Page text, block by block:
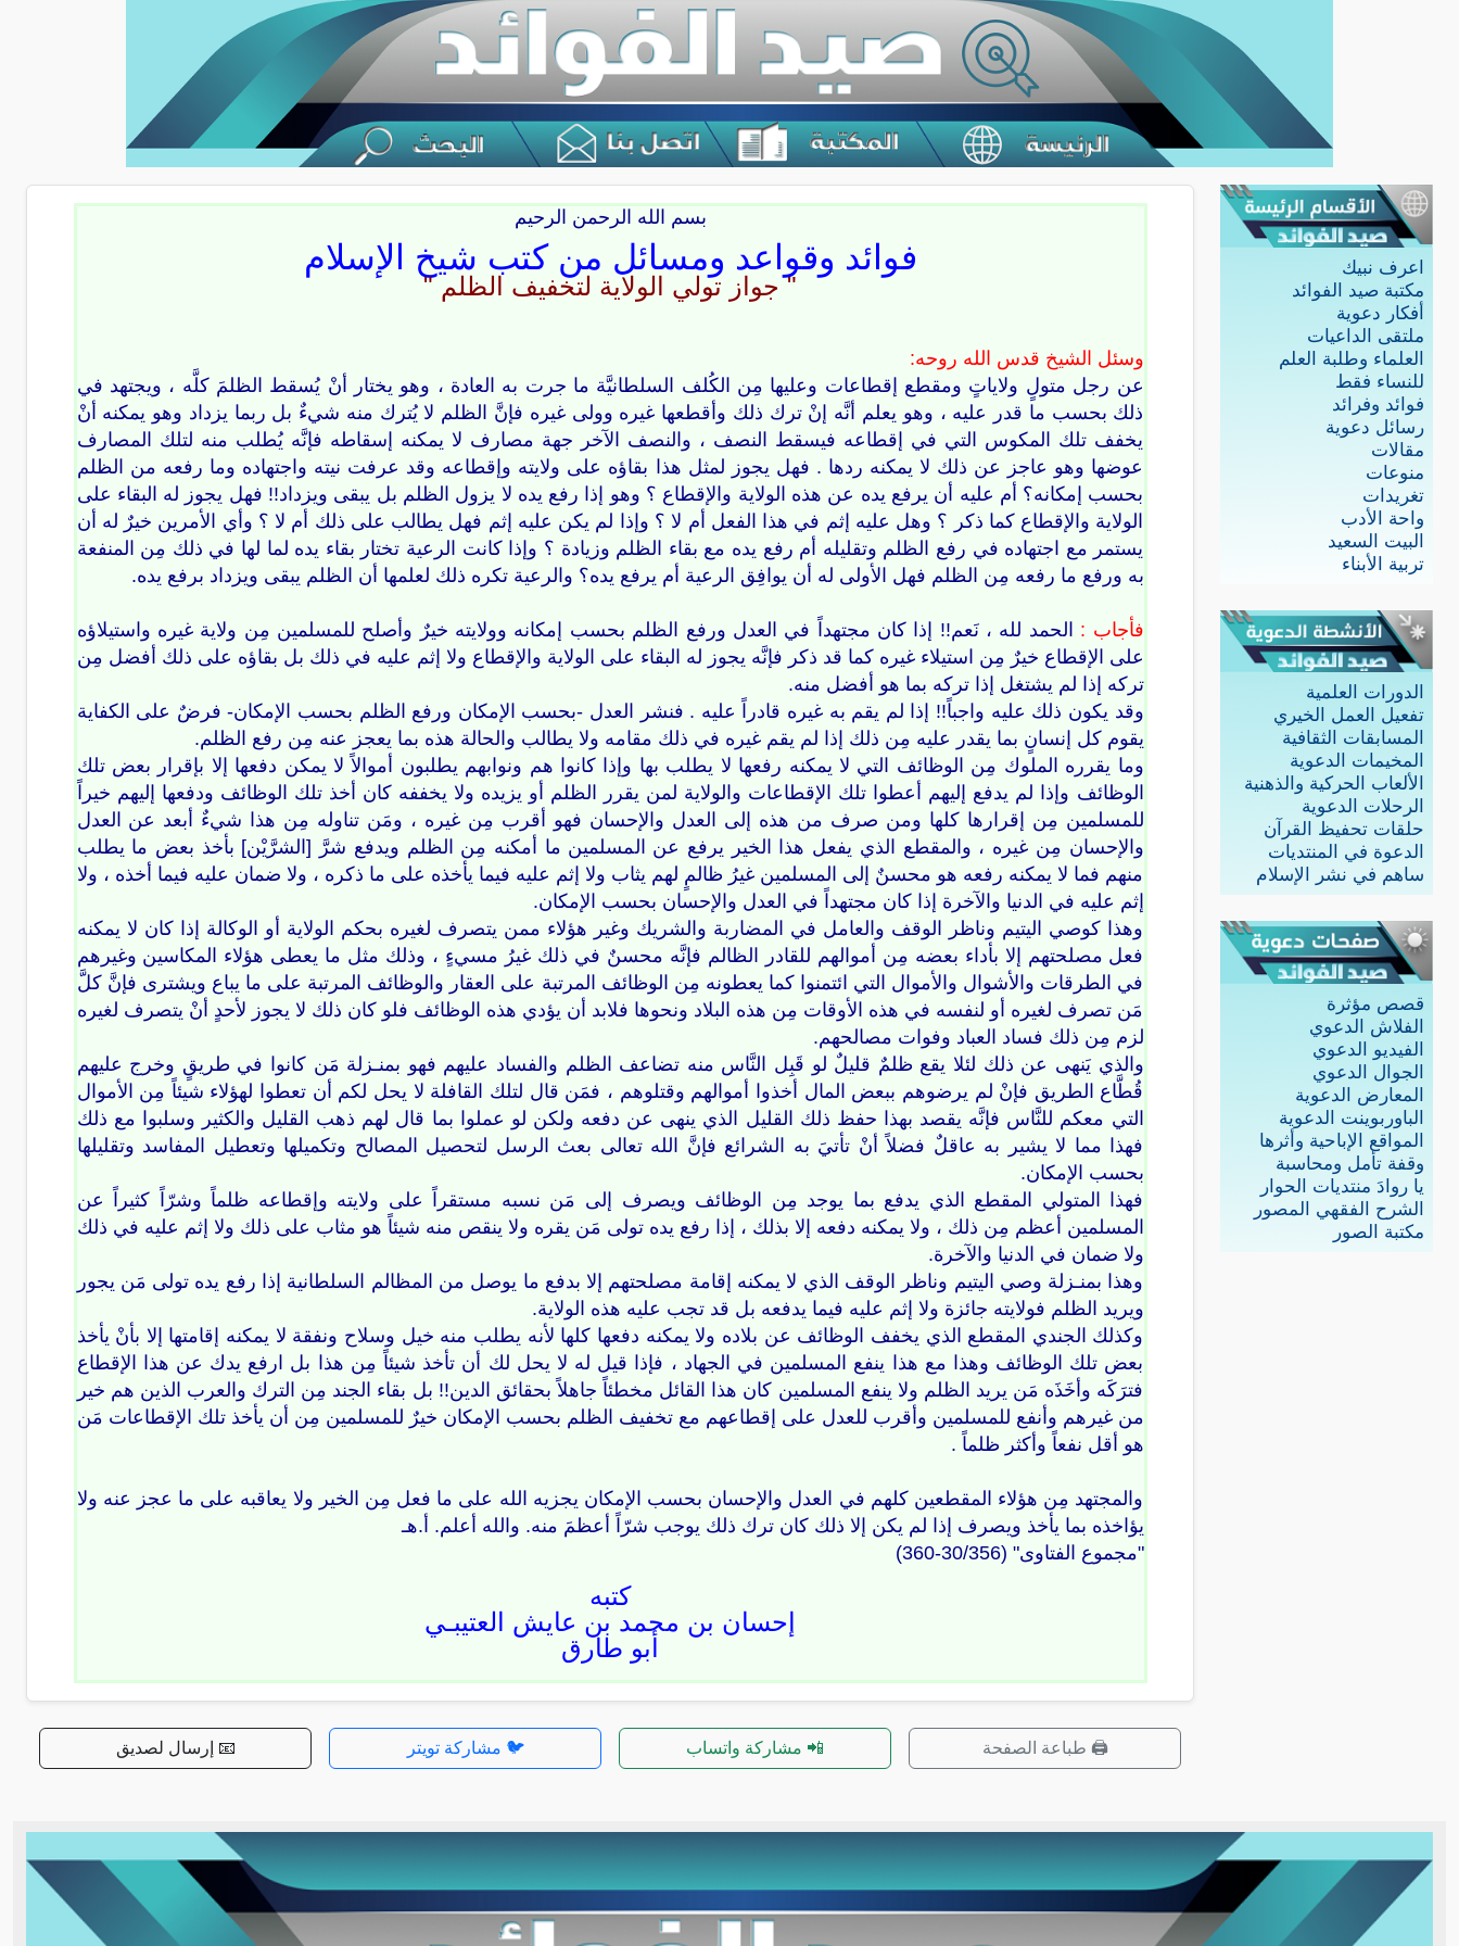
اعرف نبيك
مكتبة صيد الفوائد
أفكار دعوية
ملتقى الداعيات
العلماء وطلبة العلم
للنساء فقط
فوائد وفرائد
رسائل دعوية
مقالات
منوعات
تغريدات
واحة الأدب
البيت السعيد
تربية الأبناء
الدورات العلمية
تفعيل العمل الخيري
المسابقات الثقافية
المخيمات الدعوية
الألعاب الحركية والذهنية
الرحلات الدعوية
حلقات تحفيظ القرآن
الدعوة في المنتديات
ساهم في نشر الإسلام
قصص مؤثرة
الفلاش الدعوي
الفيديو الدعوي
الجوال الدعوي
المعارض الدعوية
الباوربوينت الدعوية
المواقع الإباحية وأثرها
وقفة تأمل ومحاسبة
يا روادَ منتديات الحوار
الشرح الفقهي المصور
مكتبة الصور
بسم الله الرحمن الرحيم
فوائد وقواعد ومسائل من كتب شيخ الإسلام
" جواز تولي الولاية لتخفيف الظلم "
وسئل الشيخ قدس الله روحه:
عن رجل متولٍ ولاياتٍ ومقطع إقطاعات وعليها مِن الكُلف السلطانيَّة ما جرت به العادة ، وهو يختار أنْ يُسقط الظلمَ كلَّه ، ويجتهد في
ذلك بحسب ما قدر عليه ، وهو يعلم أنَّه إنْ ترك ذلك وأقطعها غيره وولى غيره فإنَّ الظلم لا يُترك منه شيءٌ بل ربما يزداد وهو يمكنه أنْ
يخفف تلك المكوس التي في إقطاعه فيسقط النصف ، والنصف الآخر جهة مصارف لا يمكنه إسقاطه فإنَّه يُطلب منه لتلك المصارف
عوضها وهو عاجز عن ذلك لا يمكنه ردها . فهل يجوز لمثل هذا بقاؤه على ولايته وإقطاعه وقد عرفت نيته واجتهاده وما رفعه من الظلم
بحسب إمكانه؟ أم عليه أن يرفع يده عن هذه الولاية والإقطاع ؟ وهو إذا رفع يده لا يزول الظلم بل يبقى ويزداد!! فهل يجوز له البقاء على
الولاية والإقطاع كما ذكر ؟ وهل عليه إثم في هذا الفعل أم لا ؟ وإذا لم يكن عليه إثم فهل يطالب على ذلك أم لا ؟ وأي الأمرين خيرٌ له أن
يستمر مع اجتهاده في رفع الظلم وتقليله أم رفع يده مع بقاء الظلم وزيادة ؟ وإذا كانت الرعية تختار بقاء يده لما لها في ذلك مِن المنفعة
به ورفع ما رفعه مِن الظلم فهل الأولى له أن يوافِق الرعية أم يرفع يده؟ والرعية تكره ذلك لعلمها أن الظلم يبقى ويزداد برفع يده.
فأجاب : الحمد لله ، نَعم!! إذا كان مجتهداً في العدل ورفع الظلم بحسب إمكانه وولايته خيرٌ وأصلح للمسلمين مِن ولاية غيره واستيلاؤه
على الإقطاع خيرٌ مِن استيلاء غيره كما قد ذكر فإنَّه يجوز له البقاء على الولاية والإقطاع ولا إثم عليه في ذلك بل بقاؤه على ذلك أفضل مِن
تركه إذا لم يشتغل إذا تركه بما هو أفضل منه.
وقد يكون ذلك عليه واجباً!! إذا لم يقم به غيره قادراً عليه . فنشر العدل -بحسب الإمكان ورفع الظلم بحسب الإمكان- فرضٌ على الكفاية
يقوم كل إنسانٍ بما يقدر عليه مِن ذلك إذا لم يقم غيره في ذلك مقامه ولا يطالب والحالة هذه بما يعجز عنه مِن رفع الظلم.
وما يقرره الملوك مِن الوظائف التي لا يمكنه رفعها لا يطلب بها وإذا كانوا هم ونوابهم يطلبون أموالاً لا يمكن دفعها إلا بإقرار بعض تلك
الوظائف وإذا لم يدفع إليهم أعطوا تلك الإقطاعات والولاية لمن يقرر الظلم أو يزيده ولا يخففه كان أخذ تلك الوظائف ودفعها إليهم خيراً
للمسلمين مِن إقرارها كلها ومن صرف من هذه إلى العدل والإحسان فهو أقرب مِن غيره ، ومَن تناوله مِن هذا شيءٌ أبعد عن العدل
والإحسان مِن غيره ، والمقطع الذي يفعل هذا الخير يرفع عن المسلمين ما أمكنه مِن الظلم ويدفع شرَّ [الشرَّيْن] بأخذ بعض ما يطلب
منهم فما لا يمكنه رفعه هو محسنٌ إلى المسلمين غيرُ ظالمٍ لهم يثاب ولا إثم عليه فيما يأخذه على ما ذكره ، ولا ضمان عليه فيما أخذه ، ولا
إثم عليه في الدنيا والآخرة إذا كان مجتهداً في العدل والإحسان بحسب الإمكان.
وهذا كوصي اليتيم وناظر الوقف والعامل في المضاربة والشريك وغير هؤلاء ممن يتصرف لغيره بحكم الولاية أو الوكالة إذا كان لا يمكنه
فعل مصلحتهم إلا بأداء بعضه مِن أموالهم للقادر الظالم فإنَّه محسنٌ في ذلك غيرُ مسيءٍ ، وذلك مثل ما يعطى هؤلاء المكاسين وغيرهم
في الطرقات والأشوال والأموال التي ائتمنوا كما يعطونه مِن الوظائف المرتبة على العقار والوظائف المرتبة على ما يباع ويشترى فإنَّ كلَّ
مَن تصرف لغيره أو لنفسه في هذه الأوقات مِن هذه البلاد ونحوها فلابد أن يؤدي هذه الوظائف فلو كان ذلك لا يجوز لأحدٍ أنْ يتصرف لغيره
لزم مِن ذلك فساد العباد وفوات مصالحهم.
والذي يَنهى عن ذلك لئلا يقع ظلمٌ قليلٌ لو قَبِل النَّاس منه تضاعف الظلم والفساد عليهم فهو بمنـزلة مَن كانوا في طريقٍ وخرج عليهم
قُطَّاع الطريق فإنْ لم يرضوهم ببعض المال أخذوا أموالهم وقتلوهم ، فمَن قال لتلك القافلة لا يحل لكم أن تعطوا لهؤلاء شيئاً مِن الأموال
التي معكم للنَّاس فإنَّه يقصد بهذا حفظ ذلك القليل الذي ينهى عن دفعه ولكن لو عملوا بما قال لهم ذهب القليل والكثير وسلبوا مع ذلك
فهذا مما لا يشير به عاقلٌ فضلاً أنْ تأتيَ به الشرائع فإنَّ الله تعالى بعث الرسل لتحصيل المصالح وتكميلها وتعطيل المفاسد وتقليلها
بحسب الإمكان.
فهذا المتولي المقطع الذي يدفع بما يوجد مِن الوظائف ويصرف إلى مَن نسبه مستقراً على ولايته وإقطاعه ظلماً وشرّاً كثيراً عن
المسلمين أعظم مِن ذلك ، ولا يمكنه دفعه إلا بذلك ، إذا رفع يده تولى مَن يقره ولا ينقص منه شيئاً هو مثاب على ذلك ولا إثم عليه في ذلك
ولا ضمان في الدنيا والآخرة.
وهذا بمنـزلة وصي اليتيم وناظر الوقف الذي لا يمكنه إقامة مصلحتهم إلا بدفع ما يوصل من المظالم السلطانية إذا رفع يده تولى مَن يجور
ويريد الظلم فولايته جائزة ولا إثم عليه فيما يدفعه بل قد تجب عليه هذه الولاية.
وكذلك الجندي المقطع الذي يخفف الوظائف عن بلاده ولا يمكنه دفعها كلها لأنه يطلب منه خيل وسلاح ونفقة لا يمكنه إقامتها إلا بأنْ يأخذ
بعض تلك الوظائف وهذا مع هذا ينفع المسلمين في الجهاد ، فإذا قيل له لا يحل لك أن تأخذ شيئاً مِن هذا بل ارفع يدك عن هذا الإقطاع
فترَكَه وأخَذَه مَن يريد الظلم ولا ينفع المسلمين كان هذا القائل مخطئاً جاهلاً بحقائق الدين!! بل بقاء الجند مِن الترك والعرب الذين هم خير
من غيرهم وأنفع للمسلمين وأقرب للعدل على إقطاعهم مع تخفيف الظلم بحسب الإمكان خيرٌ للمسلمين مِن أن يأخذ تلك الإقطاعات مَن
هو أقل نفعاً وأكثر ظلماً .
والمجتهد مِن هؤلاء المقطعين كلهم في العدل والإحسان بحسب الإمكان يجزيه الله على ما فعل مِن الخير ولا يعاقبه على ما عجز عنه ولا
يؤاخذه بما يأخذ ويصرف إذا لم يكن إلا ذلك كان ترك ذلك يوجب شرّاً أعظمَ منه. والله أعلم. أ.هـ
"مجموع الفتاوى" (30/356-360)
كتبه
إحسان بن محمد بن عايش العتيبـي
أبو طارق
🖨️ طباعة الصفحة 📲 مشاركة واتساب 🐦 مشاركة تويتر 📧 إرسال لصديق